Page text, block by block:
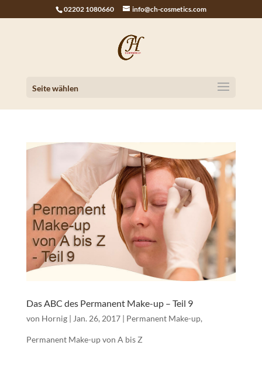
02202 1080660 info@ch-cosmetics.com
Seite wählen
Das ABC des Permanent Make-up – Teil 9
von Hornig| Jan. 26, 2017| Permanent Make-up,
Permanent Make-up von A bis Z